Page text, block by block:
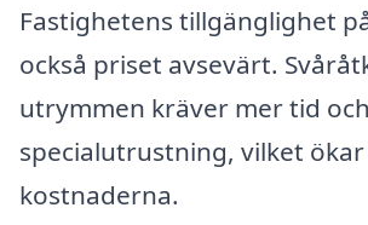
Fastighetens tillgänglighet
också priset avsevärt.
utrymmen kräver mer tid och
specialutrustning, vilket ökar
kostnaderna.